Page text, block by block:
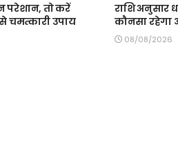
तो करें
चमत्कारी उपाय
राशि अनुसार
कौनसा रहेगा
08/08/2026